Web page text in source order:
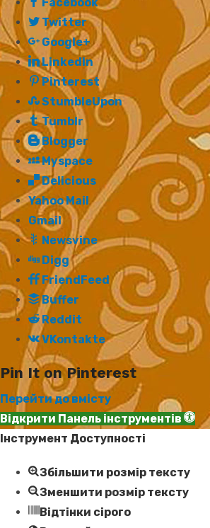
Twitter
Google+
LinkedIn
Pinterest
StumbleUpon
Tumblr
Blogger
Myspace
Delicious
Yahoo Mail
Gmail
Newsvine
Digg
FriendFeed
Buffer
Reddit
VKontakte
Pin It on Pinterest
Перейти до вмісту
Відкрити Панель інструментів
Інструмент Доступності
Збільшити розмір тексту
Зменшити розмір тексту
Відтінки сірого